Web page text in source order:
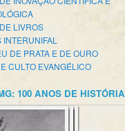
LIVROS
INTERUNIFAL
DE PRATA E DE OURO
CULTO EVANGÉLICO
100 ANOS DE HISTÓRIA